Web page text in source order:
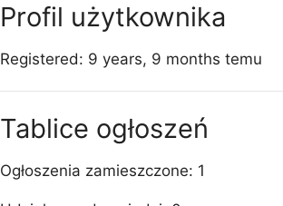
Profil użytkownika
Registered: 9 years, 9 months temu
Tablice ogłoszeń
Ogłoszenia zamieszczone: 1